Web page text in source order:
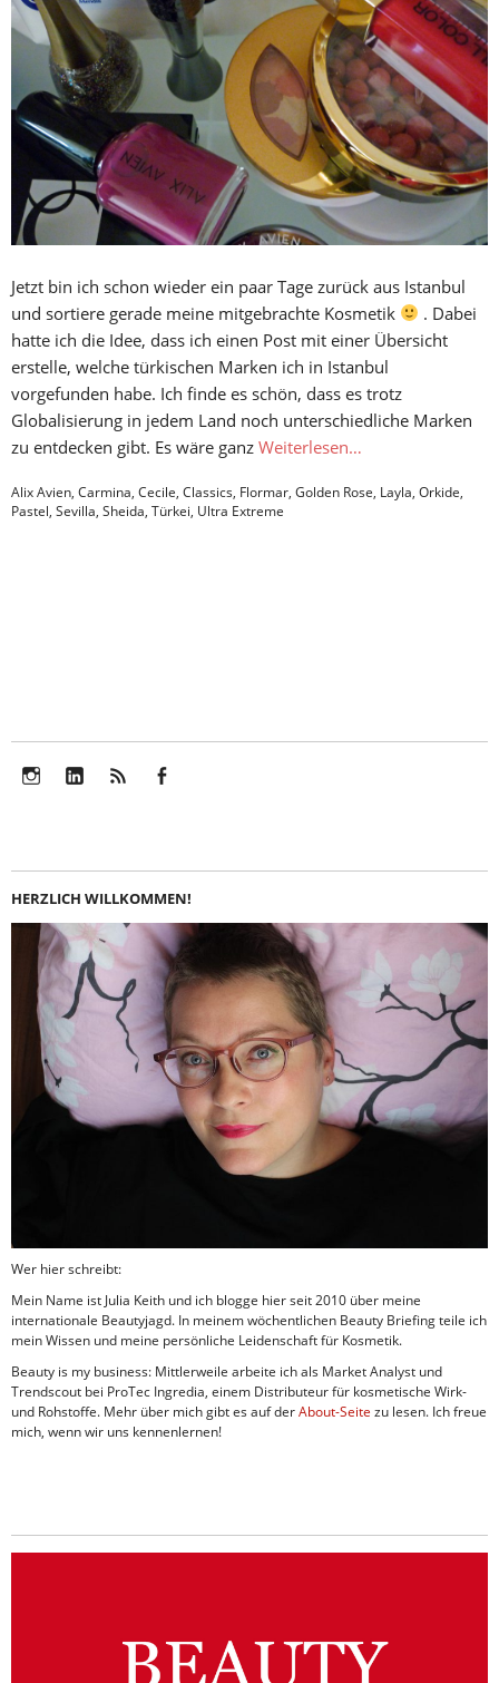
Jetzt bin ich schon wieder ein paar Tage zurück aus Istanbul
und sortiere gerade meine mitgebrachte Kosmetik
. Dabei
hatte ich die Idee, dass ich einen Post mit einer Übersicht
erstelle, welche türkischen Marken ich in Istanbul
vorgefunden habe. Ich finde es schön, dass es trotz
Globalisierung in jedem Land noch unterschiedliche Marken
zu entdecken gibt. Es wäre ganz Weiterlesen…
Alix Avien, Carmina, Cecile, Classics, Flormar, Golden Rose, Layla, Orkide,
Pastel, Sevilla, Sheida, Türkei, Ultra Extreme
HERZLICH WILLKOMMEN!
Wer hier schreibt:
Mein Name ist Julia Keith und ich blogge hier seit 2010 über meine
internationale Beautyjagd. In meinem wöchentlichen Beauty Briefing teile ich
mein Wissen und meine persönliche Leidenschaft für Kosmetik.
Beauty is my business: Mittlerweile arbeite ich als Market Analyst und
Trendscout bei ProTec Ingredia, einem Distributeur für kosmetische Wirk-
und Rohstoffe. Mehr über mich gibt es auf derAbout-Seite zu lesen. Ich freue
mich, wenn wir uns kennenlernen!